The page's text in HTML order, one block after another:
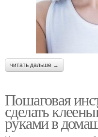
читать дальше →
Пошаговая
сделать
руками в